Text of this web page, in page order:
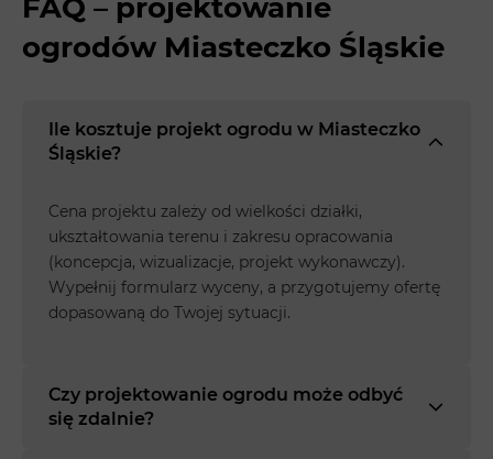
FAQ – projektowanie
ogrodów Miasteczko Śląskie
Ile kosztuje projekt ogrodu w Miasteczko
Śląskie?
Cena projektu zależy od wielkości działki,
ukształtowania terenu i zakresu opracowania
(koncepcja, wizualizacje, projekt wykonawczy).
Wypełnij formularz wyceny, a przygotujemy ofertę
dopasowaną do Twojej sytuacji.
Czy projektowanie ogrodu może odbyć
się zdalnie?